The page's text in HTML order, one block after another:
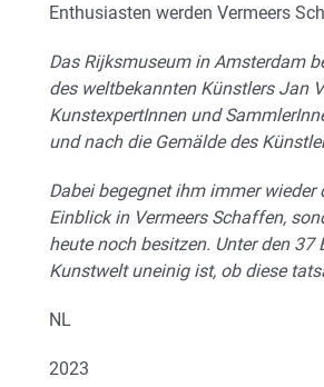
Enthusiasten werden Vermeers
Das Rijksmuseum in Amsterdam
des weltbekannten Künstlers Jan
KunstexpertInnen und
und nach die Gemälde des
Dabei begegnet ihm immer wieder
Einblick in Vermeers Schaffen,
heute noch besitzen. Unter den
Kunstwelt uneinig ist, ob diese
NL
2023